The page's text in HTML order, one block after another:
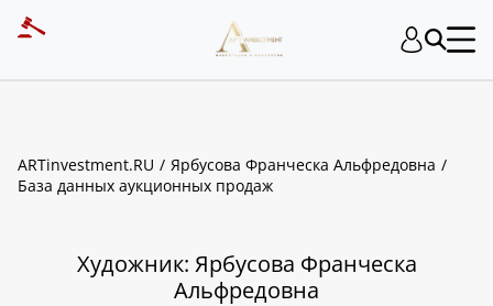
ARTinvestment.RU
Ярбусова Франческа Альфредовна
База данных аукционных продаж
Художник: Ярбусова Франческа
Альфредовна